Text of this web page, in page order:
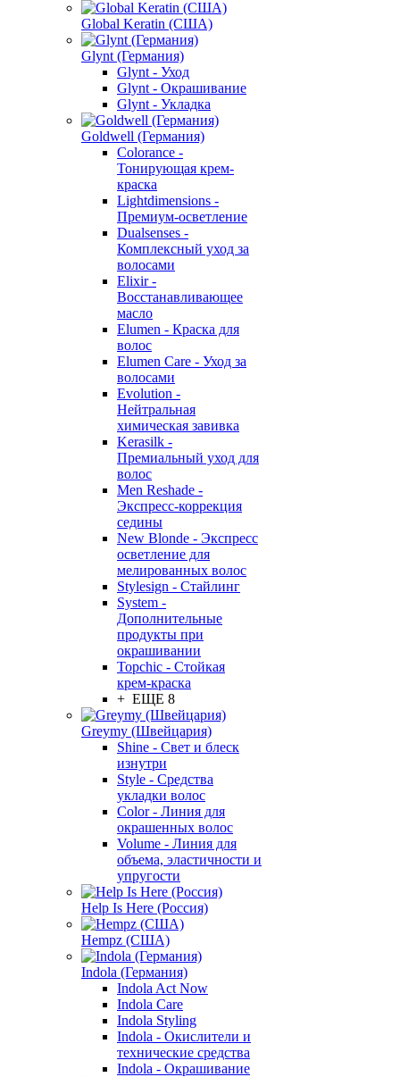
Global Keratin (США)
Glynt (Германия)
Glynt - Уход
Glynt - Окрашивание
Glynt - Укладка
Goldwell (Германия)
Colorance -
Тонирующая крем-
краска
Lightdimensions -
Премиум-осветление
Dualsenses -
Комплексный уход за
волосами
Elixir -
Восстанавливающее
масло
Elumen - Краска для
волос
Elumen Care - Уход за
волосами
Evolution -
Нейтральная
химическая завивка
Kerasilk -
Премиальный уход для
волос
Men Reshade -
Экспресс-коррекция
седины
New Blonde - Экспресс
осветление для
мелированных волос
Stylesign - Стайлинг
System -
Дополнительные
продукты при
окрашивании
Topchic - Стойкая
крем-краска
+ ЕЩЕ 8
Greymy (Швейцария)
Shine - Свет и блеск
изнутри
Style - Средства
укладки волос
Color - Линия для
окрашенных волос
Volume - Линия для
объема, эластичности и
упругости
Help Is Here (Россия)
Hempz (США)
Indola (Германия)
Indola Act Now
Indola Care
Indola Styling
Indola - Окислители и
технические средства
Indola - Окрашивание